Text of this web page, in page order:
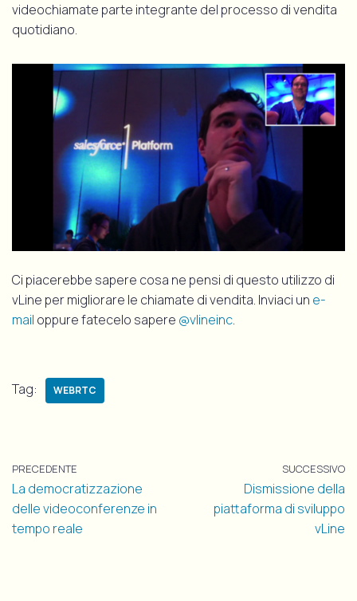
videochiamate parte integrante del processo di vendita
quotidiano.
Ci piacerebbe sapere cosa ne pensi di questo utilizzo di
vLine per migliorare le chiamate di vendita. Inviaci un e-
mail oppure fatecelo sapere @vlineinc.
Tag: WEBRTC
PRECEDENTE
La democratizzazione
delle videoconferenze in
tempo reale
SUCCESSIVO
Dismissione della
piattaforma di sviluppo
vLine